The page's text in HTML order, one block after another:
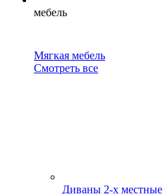
мебель
Мягкая мебель
Смотреть все
Диваны 2-х местные